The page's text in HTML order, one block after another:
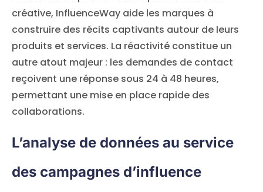
créative, InfluenceWay aide les marques à
construire des récits captivants autour de leurs
produits et services. La réactivité constitue un
autre atout majeur : les demandes de contact
reçoivent une réponse sous 24 à 48 heures,
permettant une mise en place rapide des
collaborations.
L’analyse de données au service
des campagnes d’influence